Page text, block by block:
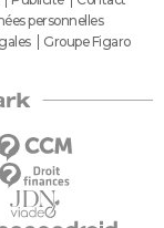
personnelles
Groupe Figaro